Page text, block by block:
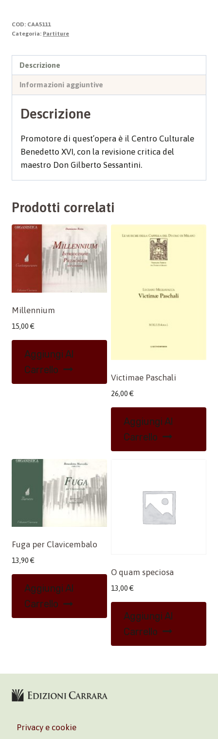
opere
per
quantità
COD: CAA5111
Categoria: Partiture
Descrizione
Informazioni aggiuntive
Descrizione
Promotore di quest’opera è il Centro Culturale
Benedetto XVI, con la revisione critica del
maestro Don Gilberto Sessantini.
Prodotti correlati
Millennium
15,00 €
Aggiungi Al
Carrello
Victimae Paschali
26,00 €
Aggiungi Al
Carrello
Fuga per Clavicembalo
13,90 €
Aggiungi Al
Carrello
O quam speciosa
13,00 €
Aggiungi Al
Carrello
Privacy e cookie